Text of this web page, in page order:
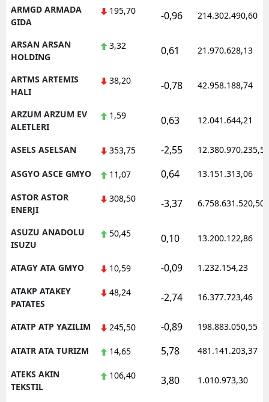
ARMGD ARMADA
GIDA
195,70 -0,96 214.302.490,60
ARSAN ARSAN
HOLDING
3,32 0,61 21.970.628,13
ARTMS ARTEMIS
HALI
38,20 -0,78 42.958.188,74
ARZUM ARZUM EV
ALETLERI
1,59 0,63 12.041.644,21
ASELS ASELSAN 353,75 -2,55 12.380.970.235,50
ASGYO ASCE GMYO 11,07 0,64 13.151.313,06
ASTOR ASTOR
ENERJI
308,50 -3,37 6.758.631.520,50
ASUZU ANADOLU
ISUZU
50,45 0,10 13.200.122,86
ATAGY ATA GMYO 10,59 -0,09 1.232.154,23
ATAKP ATAKEY
PATATES
48,24 -2,74 16.377.723,46
ATATP ATP YAZILIM 245,50 -0,89 198.883.050,55
ATATR ATA TURIZM 14,65 5,78 481.141.203,37
ATEKS AKIN
TEKSTIL
106,40 3,80 1.010.973,30